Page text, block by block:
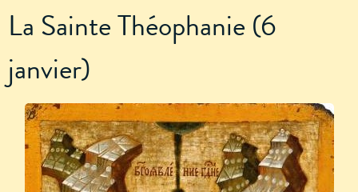
La Sainte Théophanie (6
janvier)